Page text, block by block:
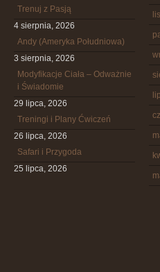
Trenuj z Pasją
4 sierpnia, 2026
Andy (Ameryka Południowa)
3 sierpnia, 2026
Modyfikacje Ciała – Odważnie
i Świadomie
29 lipca, 2026
Treningi i Plany Ćwiczeń
26 lipca, 2026
Safari i Przygoda
25 lipca, 2026